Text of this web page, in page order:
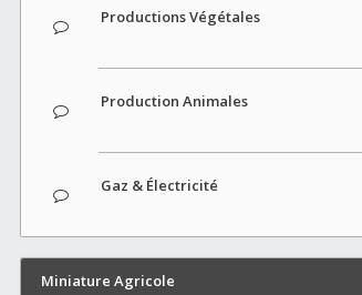
Productions Végétales
Production Animales
Gaz & Électricité
Miniature Agricole